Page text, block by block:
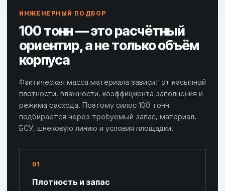
ИНЖЕНЕРНЫЙ ПОДБОР
100 тонн — это расчётный
ориентир, а не только объём
корпуса
Фактическая масса материала зависит от насыпной
плотности, влажности, коэффициента заполнения и
режима расхода. Поэтому силос 100 тонн
подбирается через требуемый запас, материал,
БСУ, шнековую линию и условия площадки.
01
Плотность и запас